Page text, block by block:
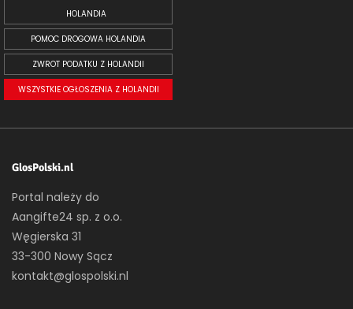
HOLANDIA
POMOC DROGOWA HOLANDIA
ZWROT PODATKU Z HOLANDII
WSZYSTKIE OGŁOSZENIA Z HOLANDII
GlosPolski.nl
Portal należy do
Aangifte24 sp. z o.o.
Węgierska 31
33-300 Nowy Sącz
kontakt@glospolski.nl